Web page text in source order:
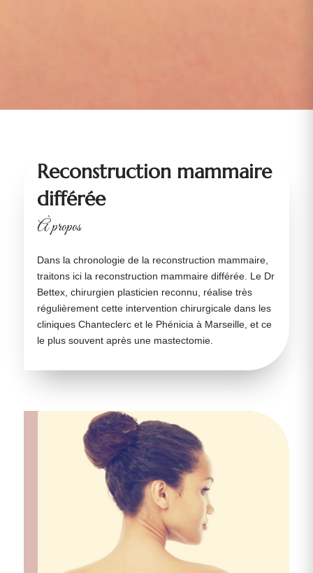
Reconstruction mammaire
différée
À propos
Dans la chronologie de la reconstruction mammaire,
traitons ici la reconstruction mammaire différée. Le Dr
Bettex, chirurgien plasticien reconnu, réalise très
régulièrement cette intervention chirurgicale dans les
cliniques Chanteclerc et le Phénicia à Marseille, et ce
le plus souvent après une mastectomie.